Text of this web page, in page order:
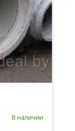
В наличии